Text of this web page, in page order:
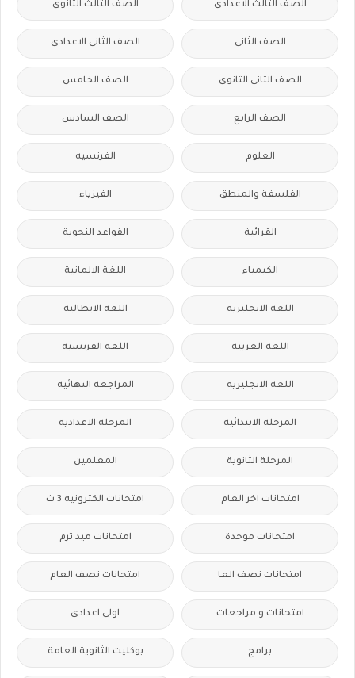
الصف الثالث الاعدادى الصف الثالث الثانوى
الصف الثانى الصف الثانى الاعدادى
الصف الثانى الثانوى الصف الخامس
الصف الرابع الصف السادس
العلوم الفرنسيه
الفلسفة والمنطق الفيزياء
القرائية القواعد النحوية
الكيمياء اللغة الالمانية
اللغة الانجليزية اللغة الايطالية
اللغة العربية اللغة الفرنسية
اللغه الانجليزية المراجعة النهائية
المرحلة الابتدائية المرحلة الاعدادية
المرحلة الثانوية المعلمين
امتحانات اخر العام امتحانات الكترونيه 3 ث
امتحانات موحدة امتحانات ميد ترم
امتحانات نصف العا امتحانات نصف العام
امتحانات و مراجعات اولى اعدادى
برامج بوكليت الثانوية العامة